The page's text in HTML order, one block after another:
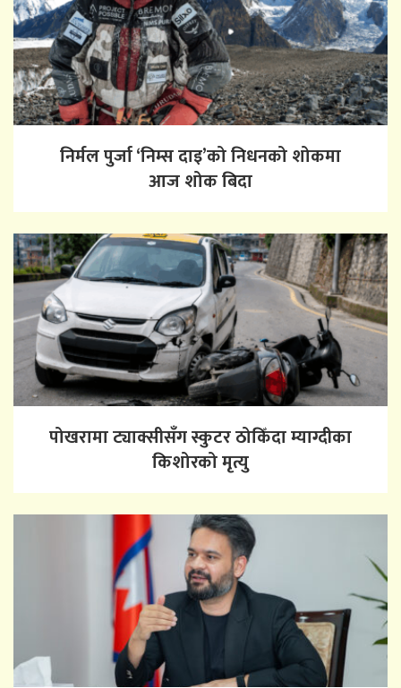
निर्मल पुर्जा ‘निम्स दाइ’को निधनको शोकमा
आज शोक बिदा
पोखरामा ट्याक्सीसँग स्कुटर ठोकिँदा म्याग्दीका
किशोरको मृत्यु